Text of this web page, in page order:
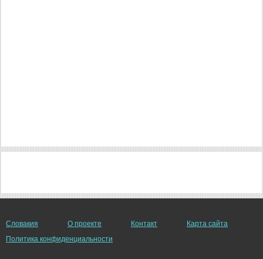
Словакия О проекте Контакт
Карта сайта
Политика конфиденциальности